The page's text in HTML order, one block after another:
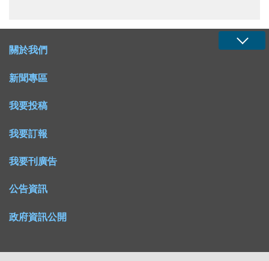
關於我們
新聞專區
我要投稿
我要訂報
我要刊廣告
公告資訊
政府資訊公開